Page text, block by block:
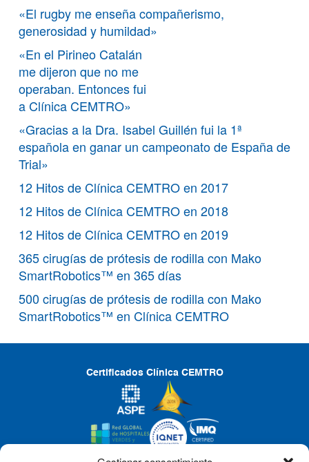
«El rugby me enseña compañerismo,
generosidad y humildad»
«En el Pirineo Catalán
me dijeron que no me
operaban. Entonces fui
a Clínica CEMTRO»
«Gracias a la Dra. Isabel Guillén fui la 1ª
española en ganar un campeonato de España de
Trial»
12 Hitos de Clínica CEMTRO en 2017
12 Hitos de Clínica CEMTRO en 2018
12 Hitos de Clínica CEMTRO en 2019
365 cirugías de prótesis de rodilla con Mako
SmartRobotics™ en 365 días
500 cirugías de prótesis de rodilla con Mako
SmartRobotics™ en Clínica CEMTRO
Certificados Clínica CEMTRO